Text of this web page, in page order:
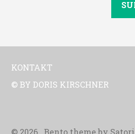
KONTAKT
© BY DORIS KIRSCHNER